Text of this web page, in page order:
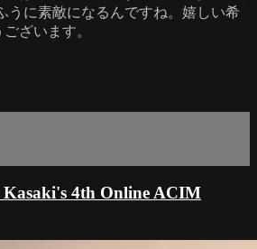
うに素敵になるんですね。嬉しい希
ざいます。
Kasaki's 4th Online ACIM